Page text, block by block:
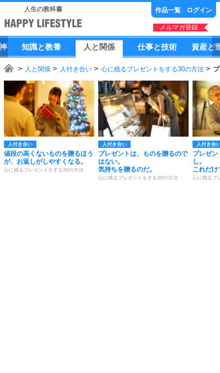
人生の教科書 作品一覧 ログイン
メルマガ登録
知識と教養 人 と 関係 仕事と技術 資産と
人と関係 人付き合い 心に残るプレゼントをする30の方法
人付き合い
値段の高くないものを贈るほう
が、お返しがしやすくなる。
心に残るプレゼントをする30の方法
人付き合い
プレゼントは、ものを贈るので
はない。
気持ちを贈るのだ。
心に残るプレゼントをする30の方法
人付き合
プレゼ
し。
これだけ
心に残るプ